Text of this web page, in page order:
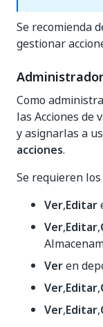
Se recomienda
gestionar
Como
las Acciones de
y asignarlas a
acciones.
Se requieren
Ver,Editar
Ver,Editar,
Veren
Ver,Editar,
Ver,Editar,